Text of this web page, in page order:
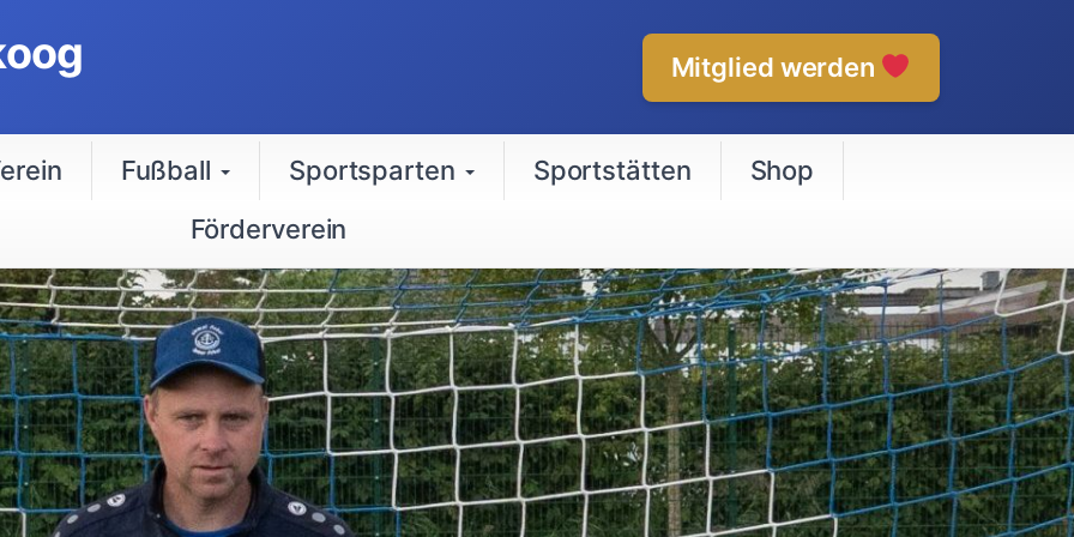
Mitglied werden
Fußball Sportsparten Sportstätten
Shop
Förderverein